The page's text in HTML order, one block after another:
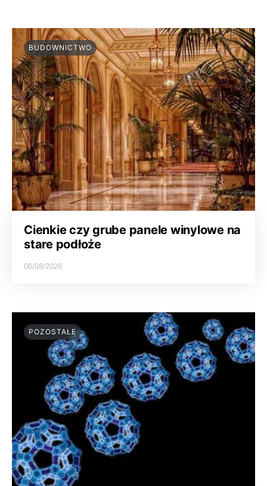
BUDOWNICTWO
Cienkie czy grube panele winylowe na
stare podłoże
06/08/2026
POZOSTAŁE